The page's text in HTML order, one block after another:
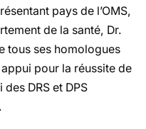
pays de l’OMS,
de la santé, Dr.
tous ses homologues
pour la réussite de
DRS et DPS